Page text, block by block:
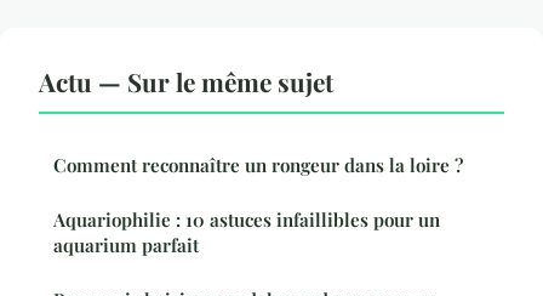
Actu — Sur le même sujet
Comment reconnaître un rongeur dans la loire ?
Aquariophilie : 10 astuces infaillibles pour un
aquarium parfait